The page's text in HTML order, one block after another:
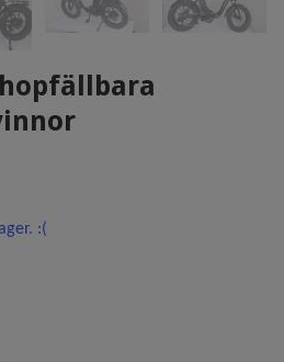
hopfällbara
:(